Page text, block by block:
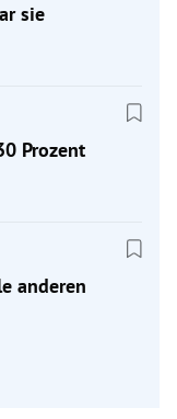
sie
Prozent
anderen